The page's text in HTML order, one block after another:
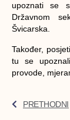
upoznati se
Državnom
Švicarska.
Također,
tu se
provode,
PRETHODNI